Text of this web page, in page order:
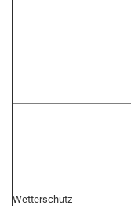
Wetterschutz